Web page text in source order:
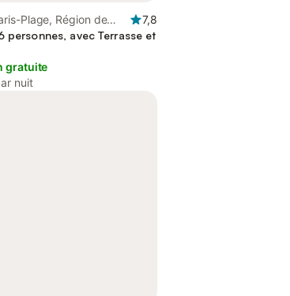
Plage, Région de
7,8
personnes, avec Terrasse et
gratuite
nuit